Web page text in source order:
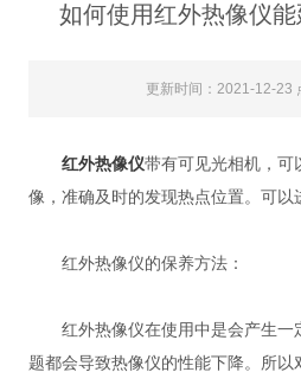
如何使用红外热像仪
更新时间：2021-12-23
红外热像仪带有可见光相机，可
像，准确及时的发现热点位置。可以
红外热像仪的保养方法：
红外热像仪在使用中是会产生一
题都会导致热像仪的性能下降。所